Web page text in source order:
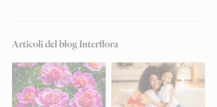
Articoli del blog Interflora